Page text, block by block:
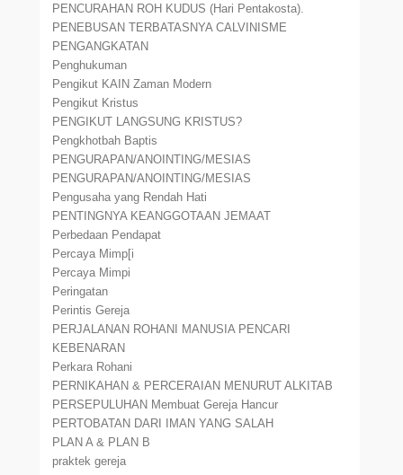
PENCURAHAN ROH KUDUS (Hari Pentakosta).
PENEBUSAN TERBATASNYA CALVINISME
PENGANGKATAN
Penghukuman
Pengikut KAIN Zaman Modern
Pengikut Kristus
PENGIKUT LANGSUNG KRISTUS?
Pengkhotbah Baptis
PENGURAPAN/ANOINTING/MESIAS
PENGURAPAN/ANOINTING/MESIAS
Pengusaha yang Rendah Hati
PENTINGNYA KEANGGOTAAN JEMAAT
Perbedaan Pendapat
Percaya Mimp[i
Percaya Mimpi
Peringatan
Perintis Gereja
PERJALANAN ROHANI MANUSIA PENCARI
KEBENARAN
Perkara Rohani
PERNIKAHAN & PERCERAIAN MENURUT ALKITAB
PERSEPULUHAN Membuat Gereja Hancur
PERTOBATAN DARI IMAN YANG SALAH
PLAN A & PLAN B
praktek gereja